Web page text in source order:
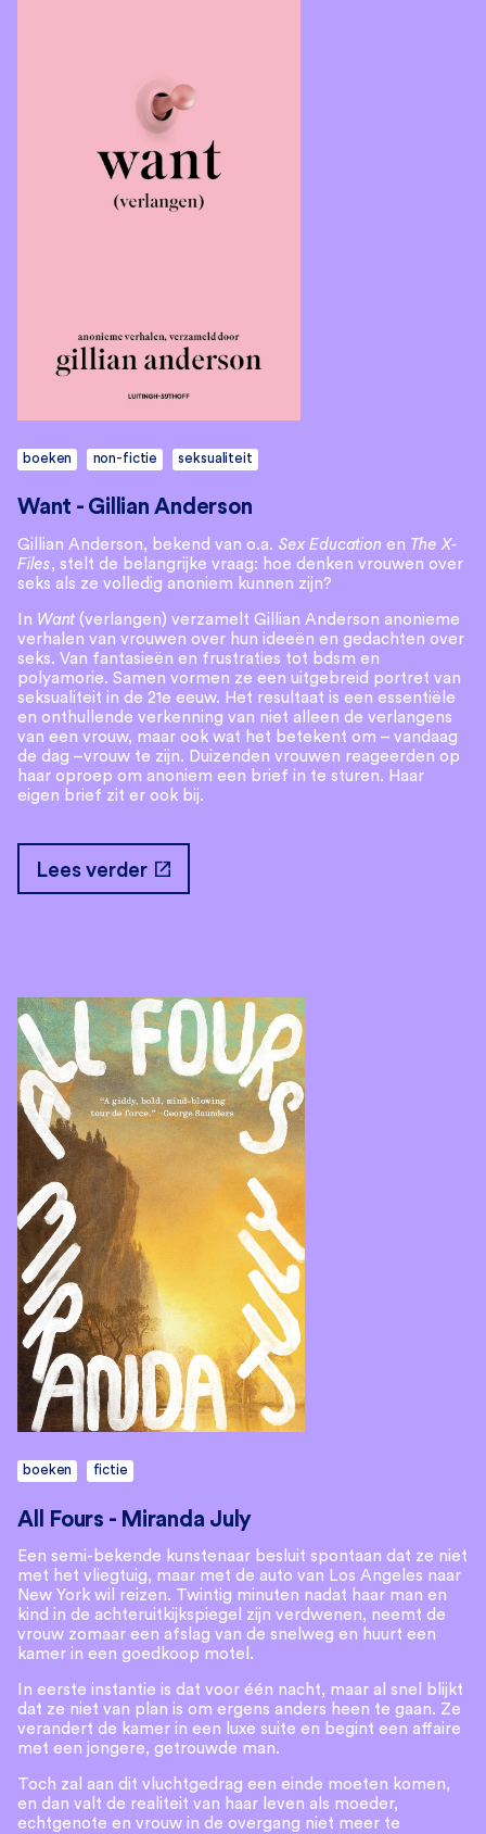
boeken non-fictie seksualiteit
Want - Gillian Anderson
Gillian Anderson, bekend van o.a. Sex Education en The X-
Files, stelt de belangrijke vraag: hoe denken vrouwen over
seks als ze volledig anoniem kunnen zijn?
In Want (verlangen) verzamelt Gillian Anderson anonieme
verhalen van vrouwen over hun ideeën en gedachten over
seks. Van fantasieën en frustraties tot bdsm en
polyamorie. Samen vormen ze een uitgebreid portret van
seksualiteit in de 21e eeuw. Het resultaat is een essentiële
en onthullende verkenning van niet alleen de verlangens
van een vrouw, maar ook wat het betekent om – vandaag
de dag –vrouw te zijn. Duizenden vrouwen reageerden op
haar oproep om anoniem een brief in te sturen. Haar
eigen brief zit er ook bij.
Lees verder open_in_new
boeken fictie
All Fours - Miranda July
Een semi-bekende kunstenaar besluit spontaan dat ze niet
met het vliegtuig, maar met de auto van Los Angeles naar
New York wil reizen. Twintig minuten nadat haar man en
kind in de achteruitkijkspiegel zijn verdwenen, neemt de
vrouw zomaar een afslag van de snelweg en huurt een
kamer in een goedkoop motel.
In eerste instantie is dat voor één nacht, maar al snel blijkt
dat ze niet van plan is om ergens anders heen te gaan. Ze
verandert de kamer in een luxe suite en begint een affaire
met een jongere, getrouwde man.
Toch zal aan dit vluchtgedrag een einde moeten komen,
en dan valt de realiteit van haar leven als moeder,
echtgenote en vrouw in de overgang niet meer te